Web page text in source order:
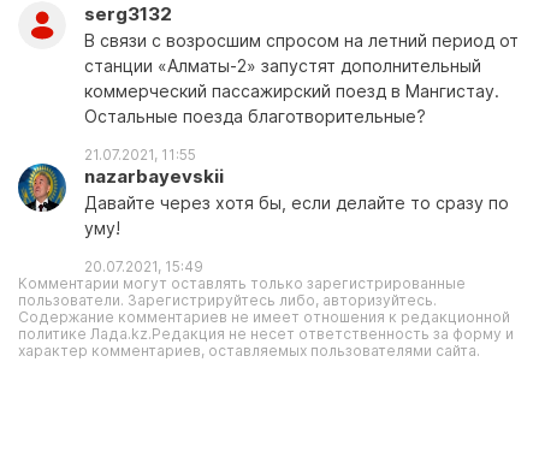
serg3132
В связи с возросшим спросом на летний период от
станции «Алматы-2» запустят дополнительный
коммерческий пассажирский поезд в Мангистау.
Остальные поезда благотворительные?
21.07.2021, 11:55
nazarbayevskii
Давайте через хотя бы, если делайте то сразу по
уму!
20.07.2021, 15:49
Комментарии могут оставлять только зарегистрированные
пользователи. Зарегистрируйтесь либо, авторизуйтесь.
Содержание комментариев не имеет отношения к редакционной
политике Лада.kz.Редакция не несет ответственность за форму и
характер комментариев, оставляемых пользователями сайта.